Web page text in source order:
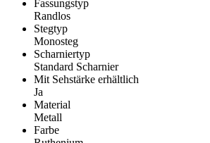
Fassungstyp
Randlos
Stegtyp
Monosteg
Scharniertyp
Standard Scharnier
Mit Sehstärke erhältlich
Ja
Material
Metall
Farbe